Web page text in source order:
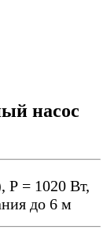
насос
Р = 1020 Вт,
до 6 м